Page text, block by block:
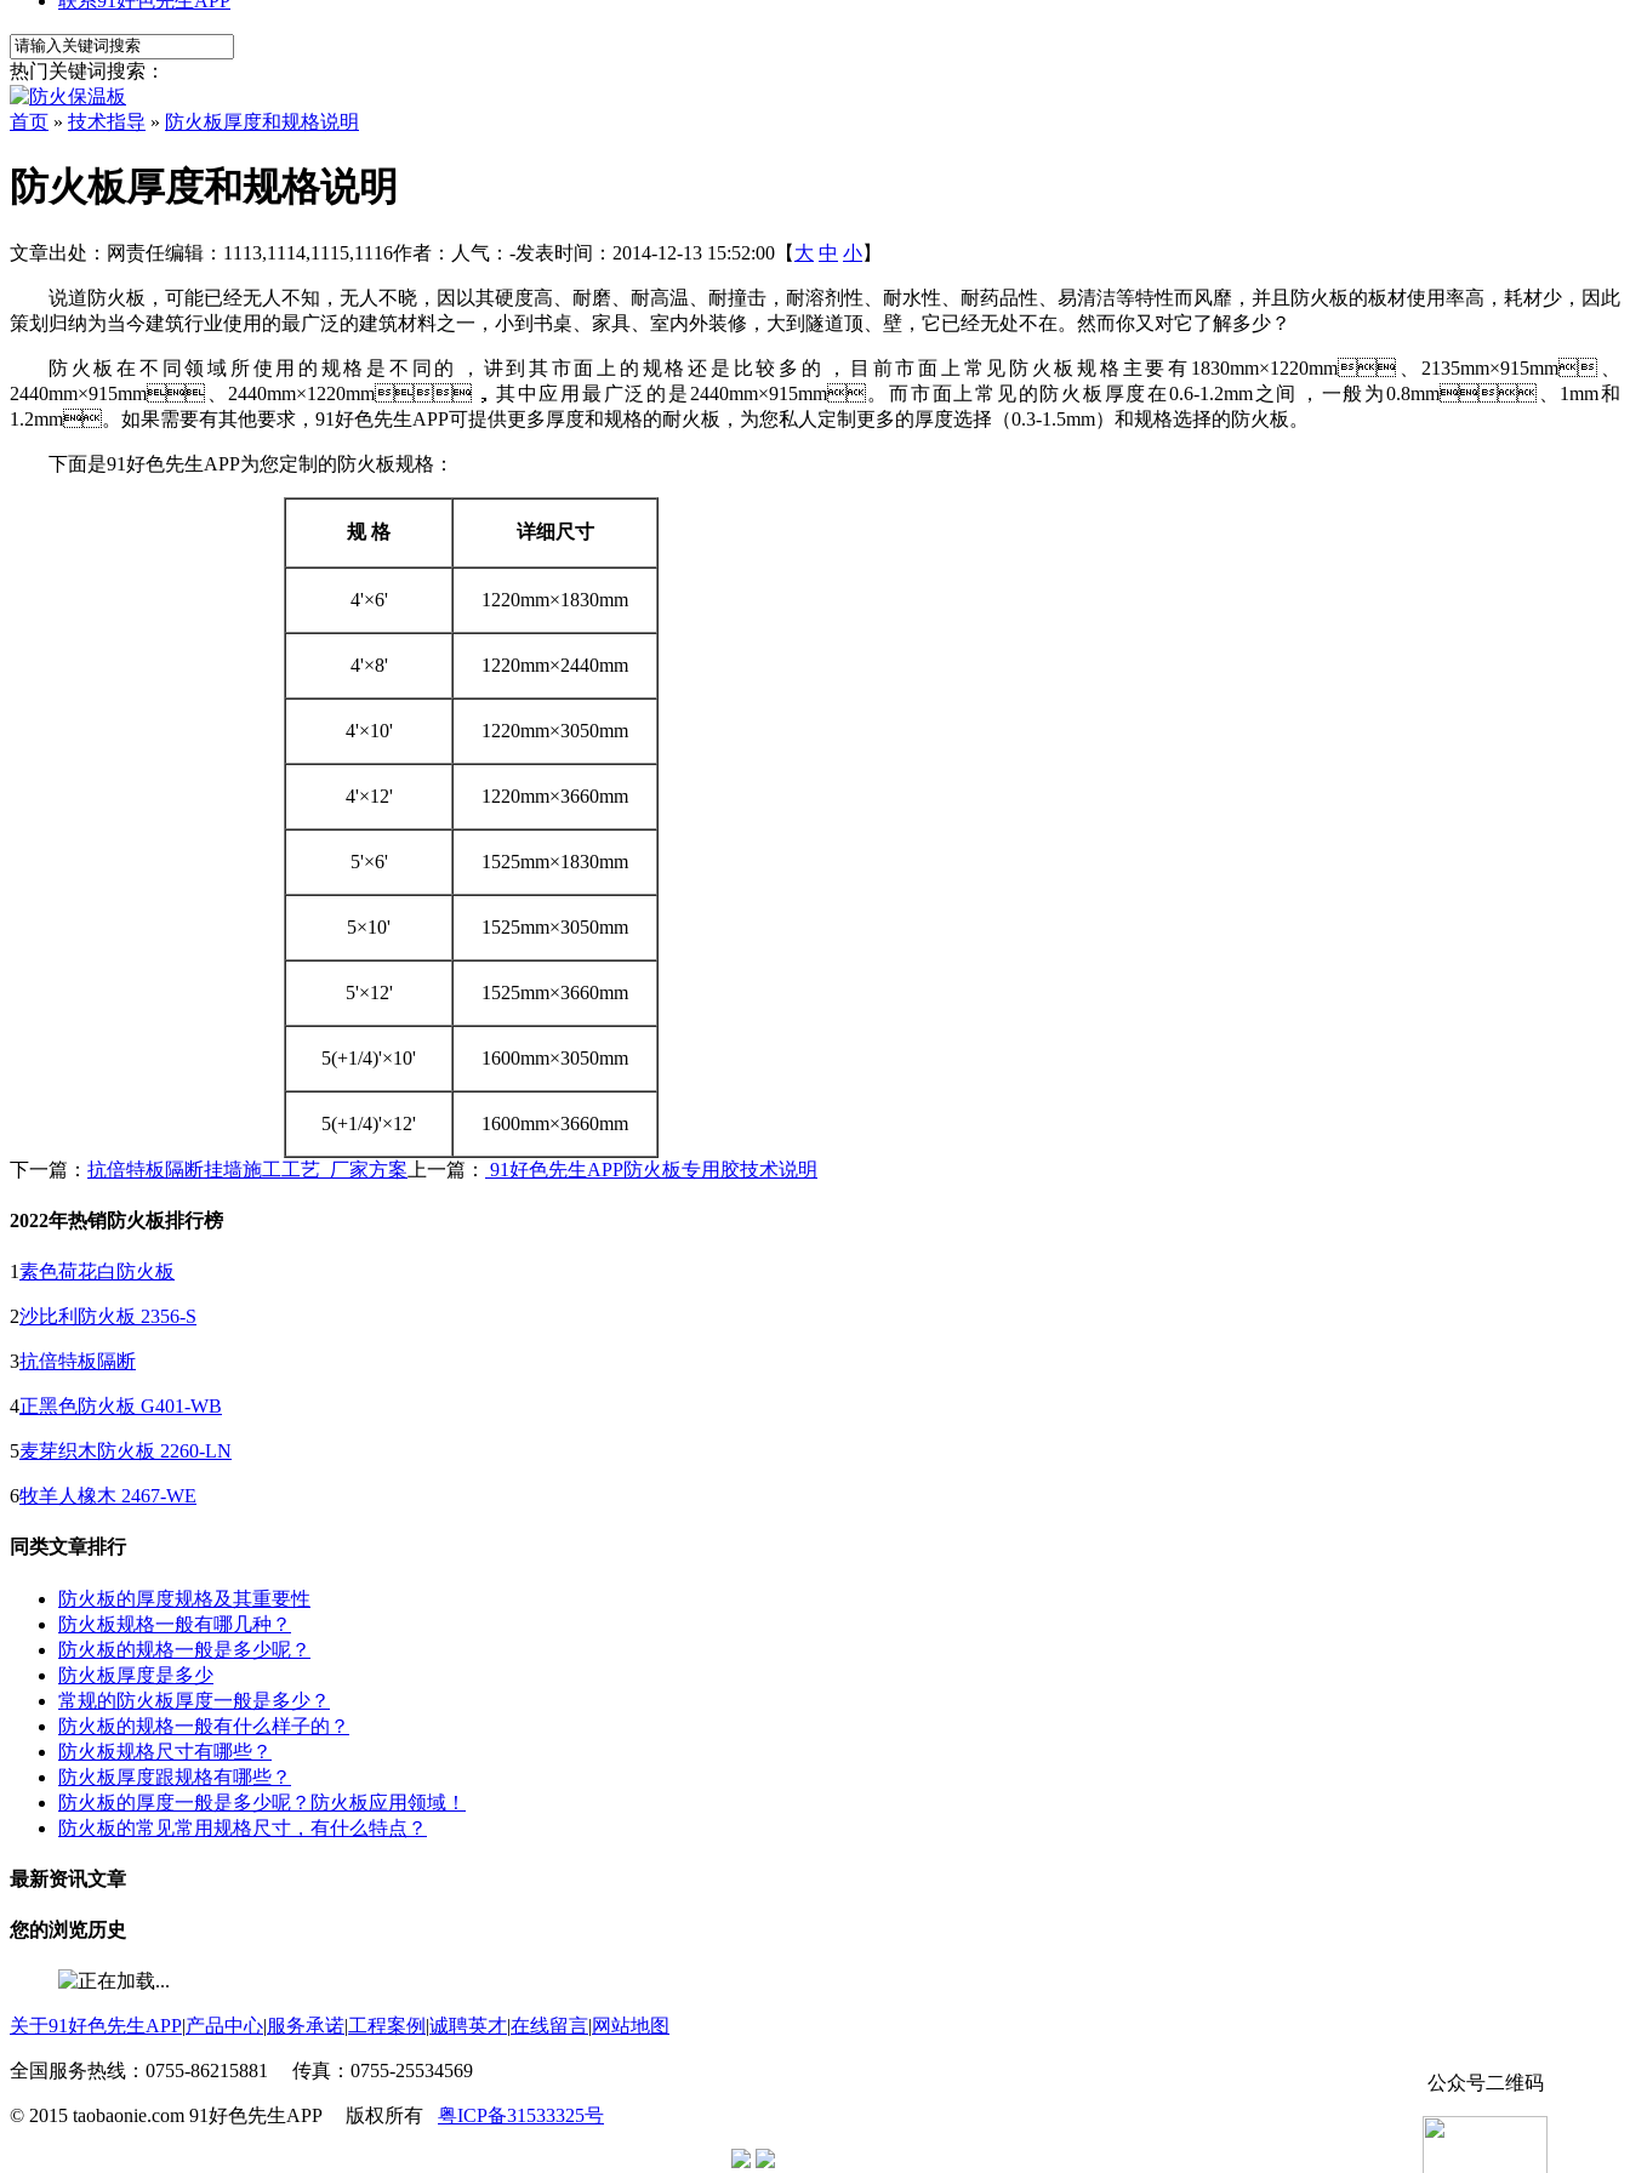
热门关键词搜索：
首页 » 技术指导 » 防火板厚度和规格说明
防火板厚度和规格说明
文章出处： 网责任编辑：1113,1114,1115,1116作者： 人气： -发表时间：2014-12-13 15:52:00【 大 中 小】
说道防火板，可能已经无人不知，无人不晓，因以其硬度高、耐磨、耐高温、耐撞击，耐溶剂性、耐水性、耐药品性、易清洁等特性而风靡，并且防火板的板材使用率高，耗材少，因此
策划归纳为当今建筑行业使用的最广泛的建筑材料之一，小到书桌、家具、室内外装修，大到隧道顶、壁，它已经无处不在。然而你又对它了解多少？
防火板在不同领域所使用的规格是不同的，讲到其市面上的规格还是比较多的，目前市面上常见防火板规格主要有1830mm×1220mm、2135mm×915mm、
2440mm×915mm、2440mm×1220mm，其中应用最广泛的是2440mm×915mm。而市面上常见的防火板厚度在0.6-1.2mm之间，一般为0.8mm、1mm和
1.2mm。如果需要有其他要求，91好色先生APP可提供更多厚度和规格的耐火板，为您私人定制更多的厚度选择（0.3-1.5mm）和规格选择的防火板。
下面是91好色先生APP为您定制的防火板规格：
规 格 详细尺寸
4'×6' 1220mm×1830mm
4'×8' 1220mm×2440mm
4'×10' 1220mm×3050mm
4'×12' 1220mm×3660mm
5'×6' 1525mm×1830mm
5×10' 1525mm×3050mm
5'×12' 1525mm×3660mm
5(+1/4)'×10' 1600mm×3050mm
5(+1/4)'×12' 1600mm×3660mm
下一篇： 抗倍特板隔断挂墙施工工艺_厂家方案 上一篇： 91好色先生APP防火板专用胶技术说明
2022年热销防火板排行榜
1素色荷花白防火板
2沙比利防火板 2356-S
3抗倍特板隔断
4正黑色防火板 G401-WB
5麦芽织木防火板 2260-LN
6牧羊人橡木 2467-WE
同类文章排行
防火板的厚度规格及其重要性
防火板规格一般有哪几种？
防火板的规格一般是多少呢？
防火板厚度是多少
常规的防火板厚度一般是多少？
防火板的规格一般有什么样子的？
防火板规格尺寸有哪些？
防火板厚度跟规格有哪些？
防火板的厚度一般是多少呢？防火板应用领域！
防火板的常见常用规格尺寸，有什么特点？
最新资讯文章
您的浏览历史
关于91好色先生APP 产品中心 服务承诺工程案例 诚聘英才在线留言 网站地图
公众号二维码
全国服务热线：0755-86215881 传真：0755-25534569
© 2015 taobaonie.com 91好色先生APP 版权所有 粤ICP备31533325号